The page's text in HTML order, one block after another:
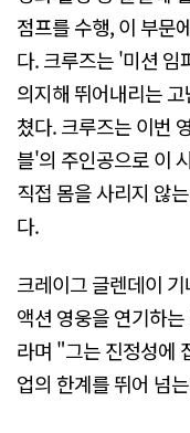
점프를 수행, 이 부문
다. 크루즈는 '미션 임
의지해 뛰어내리는
쳤다. 크루즈는 이번
블'의 주인공으로 이
직접 몸을 사리지 않
다.
크레이그 글렌데이
액션 영웅을 연기하
라며 "그는 진정성에
업의 한계를 뛰어 넘